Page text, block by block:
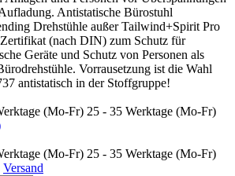
Antistatische Bürostuhl
Drehstühle außer Tailwind+Spirit Pro
(nach DIN) zum Schutz für
Geräte und Schutz von Personen als
Vorrausetzung ist die Wahl
antistatisch in der Stoffgruppe!
25 - 35 Werktage (Mo-Fr)
25 - 35 Werktage (Mo-Fr)
Versand